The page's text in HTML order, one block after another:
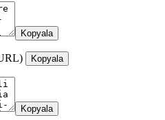
Kopyala
Kopyala
Kopyala